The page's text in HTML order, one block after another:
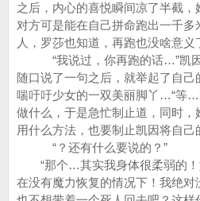
之后，内心的喜悦瞬间凉了半截
对方可是能在自己拼命跑出一千
人，罗莎也知道，再跑也没啥意义
“我说过，你再跑的话…”凯因
随口说了一句之后，就举起了自
喘吁吁少女的一双美丽脚丫…“等…
做什么，于是急忙制止道，同时
用什么方法，也要制止凯因将自
“？还有什么要说的？”
“那个…其实我身体很柔弱的！
在没有魔力恢复的情况下！我绝